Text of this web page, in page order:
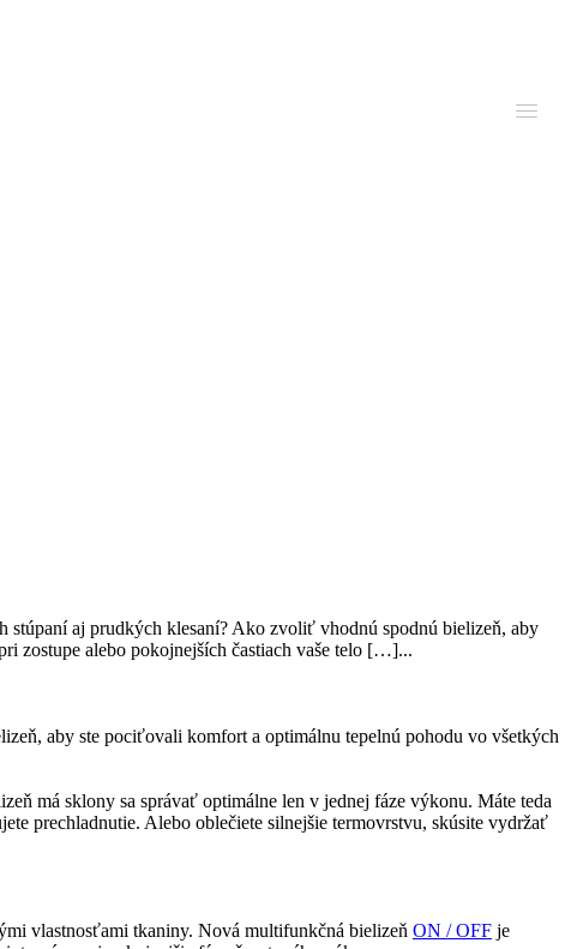
stúpaní aj prudkých klesaní? Ako zvoliť vhodnú spodnú bielizeň, aby
zostupe alebo pokojnejších častiach vaše telo […]...
aby ste pociťovali komfort a optimálnu tepelnú pohodu vo všetkých
má sklony sa správať optimálne len v jednej fáze výkonu. Máte teda
prechladnutie. Alebo oblečiete silnejšie termovrstvu, skúsite vydržať
vlastnosťami tkaniny. Nová multifunkčná bielizeň ON / OFF je